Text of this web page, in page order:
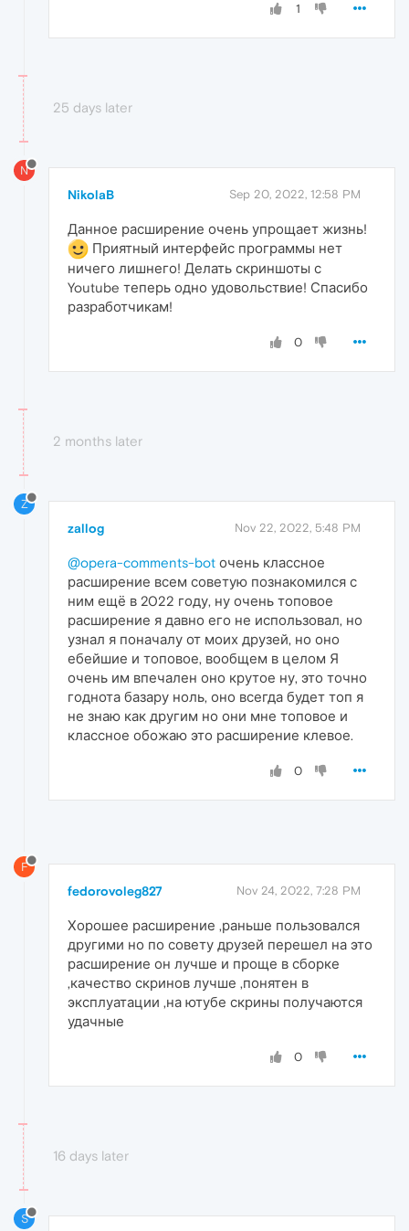
1
25 days later
N
NikolaB Sep 20, 2022, 12:58 PM
Данное расширение очень упрощает жизнь!
Приятный интерфейс программы нет
ничего лишнего! Делать скриншоты с
Youtube теперь одно удовольствие! Спасибо
разработчикам!
0
2 months later
Z
zallog Nov 22, 2022, 5:48 PM
@opera-comments-bot очень классное
расширение всем советую познакомился с
ним ещё в 2022 году, ну очень топовое
расширение я давно его не использовал, но
узнал я поначалу от моих друзей, но оно
ебейшие и топовое, вообщем в целом Я
очень им впечален оно крутое ну, это точно
годнота базару ноль, оно всегда будет топ я
не знаю как другим но они мне топовое и
классное обожаю это расширение клевое.
0
F
fedorovoleg827 Nov 24, 2022, 7:28 PM
Хорошее расширение ,раньше пользовался
другими но по совету друзей перешел на это
расширение он лучше и проще в сборке
,качество скринов лучше ,понятен в
эксплуатации ,на ютубе скрины получаются
удачные
0
16 days later
S